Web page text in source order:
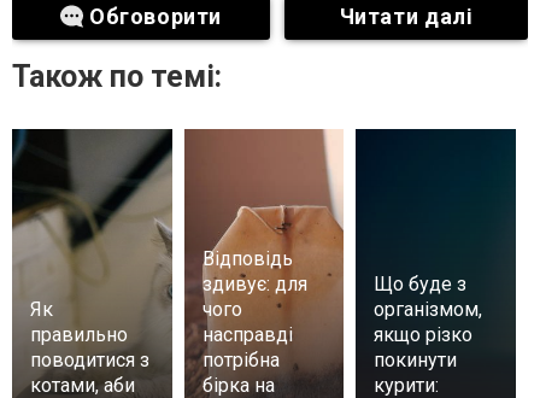
Обговорити Читати далі
Також по темі:
Як
правильно
поводитися з
котами, аби
Відповідь
здивує: для
чого
насправді
потрібна
бірка на
Що буде з
організмом,
якщо різко
покинути
курити: